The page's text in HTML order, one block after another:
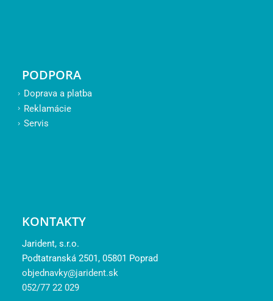
PODPORA
Doprava a platba
Reklamácie
Servis
KONTAKTY
Jarident, s.r.o.
Podtatranská 2501, 05801 Poprad
objednavky@jarident.sk
052/77 22 029